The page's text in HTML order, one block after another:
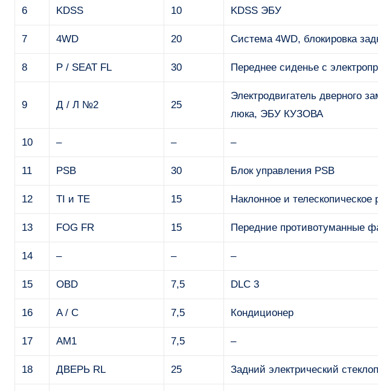
6 KDSS 10 KDSS ЭБУ
7 4WD 20 Система 4WD, блокировка
8 P / SEAT FL 30 Переднее сиденье с
9 Д / Л №2 25
Электродвигатель дверного
люка, ЭБУ КУЗОВА
10 – – –
11 PSB 30 Блок управления PSB
12 TI и TE 15 Наклонное и телескопическое
13 FOG FR 15 Передние противотуманные
14 – – –
15 OBD 7,5 DLC 3
16 A / C 7,5 Кондиционер
17 AM1 7,5 –
18 ДВЕРЬ RL 25 Задний электрический